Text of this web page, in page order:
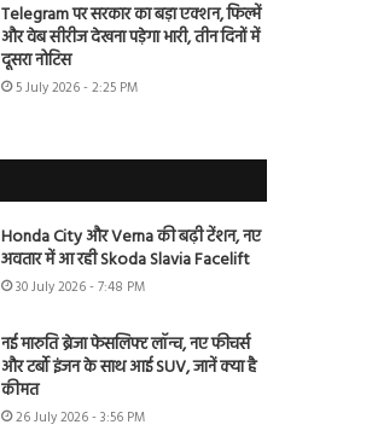
Telegram पर सरकार का बड़ा एक्शन, फिल्में
और वेब सीरीज देखना पड़ेगा भारी, तीन दिनों में
दूसरा नोटिस
5 July 2026 - 2:25 PM
Honda City और Verna की बढ़ी टेंशन, नए
अवतार में आ रही Skoda Slavia Facelift
30 July 2026 - 7:48 PM
नई मारुति ब्रेजा फेसलिफ्ट लॉन्च, नए फीचर्स
और टर्बो इंजन के साथ आई SUV, जानें क्या है
कीमत
26 July 2026 - 3:56 PM